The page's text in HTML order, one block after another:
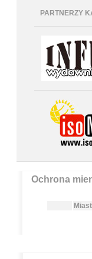
PARTNERZY
Ochrona